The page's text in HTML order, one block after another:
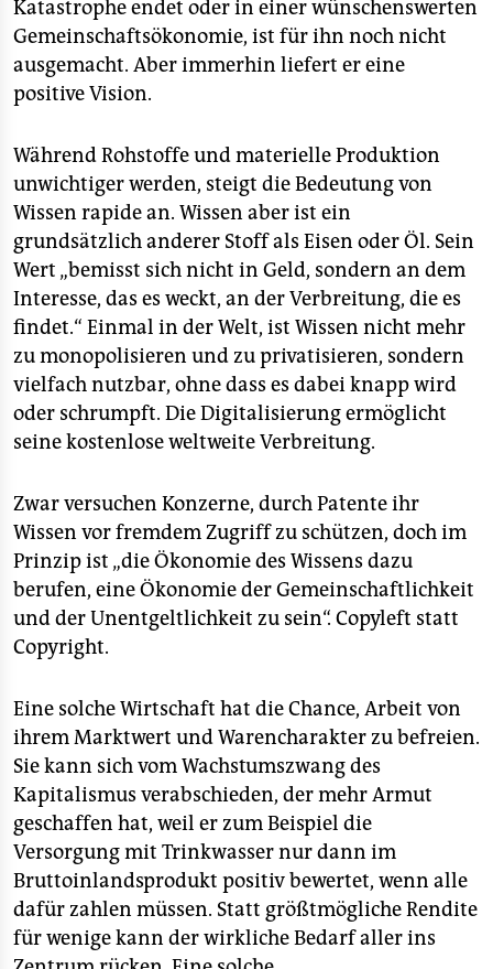
Katastrophe endet oder in einer wünschenswerten
Gemeinschaftsökonomie, ist für ihn noch nicht
ausgemacht. Aber immerhin liefert er eine
positive Vision.
Während Rohstoffe und materielle Produktion
unwichtiger werden, steigt die Bedeutung von
Wissen rapide an. Wissen aber ist ein
grundsätzlich anderer Stoff als Eisen oder Öl. Sein
Wert „bemisst sich nicht in Geld, sondern an dem
Interesse, das es weckt, an der Verbreitung, die es
findet.“ Einmal in der Welt, ist Wissen nicht mehr
zu monopolisieren und zu privatisieren, sondern
vielfach nutzbar, ohne dass es dabei knapp wird
oder schrumpft. Die Digitalisierung ermöglicht
seine kostenlose weltweite Verbreitung.
Zwar versuchen Konzerne, durch Patente ihr
Wissen vor fremdem Zugriff zu schützen, doch im
Prinzip ist „die Ökonomie des Wissens dazu
berufen, eine Ökonomie der Gemeinschaftlichkeit
und der Unentgeltlichkeit zu sein“. Copyleft statt
Copyright.
Eine solche Wirtschaft hat die Chance, Arbeit von
ihrem Marktwert und Warencharakter zu befreien.
Sie kann sich vom Wachstumszwang des
Kapitalismus verabschieden, der mehr Armut
geschaffen hat, weil er zum Beispiel die
Versorgung mit Trinkwasser nur dann im
Bruttoinlandsprodukt positiv bewertet, wenn alle
dafür zahlen müssen. Statt größtmögliche Rendite
für wenige kann der wirkliche Bedarf aller ins